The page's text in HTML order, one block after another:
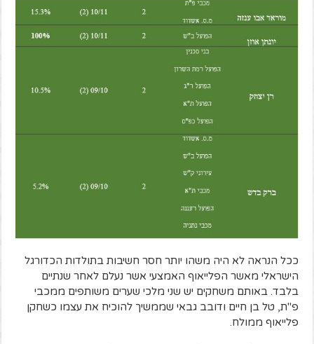
ככל הנראה לא היה משהו יותר חסר חשיבות בתולדות הכדורגל
הישראלי מאשר הפלייאוף האמצעי אשר נעלם לאחר שנתיים
בלבד. באותם משחקים יש שני מלכי שערים משותפים ממכבי
פ"ת, טל בן חיים ודובב גבאי שממשיך להוכיח את עצמו כשחקן
פלייאוף ממולח.